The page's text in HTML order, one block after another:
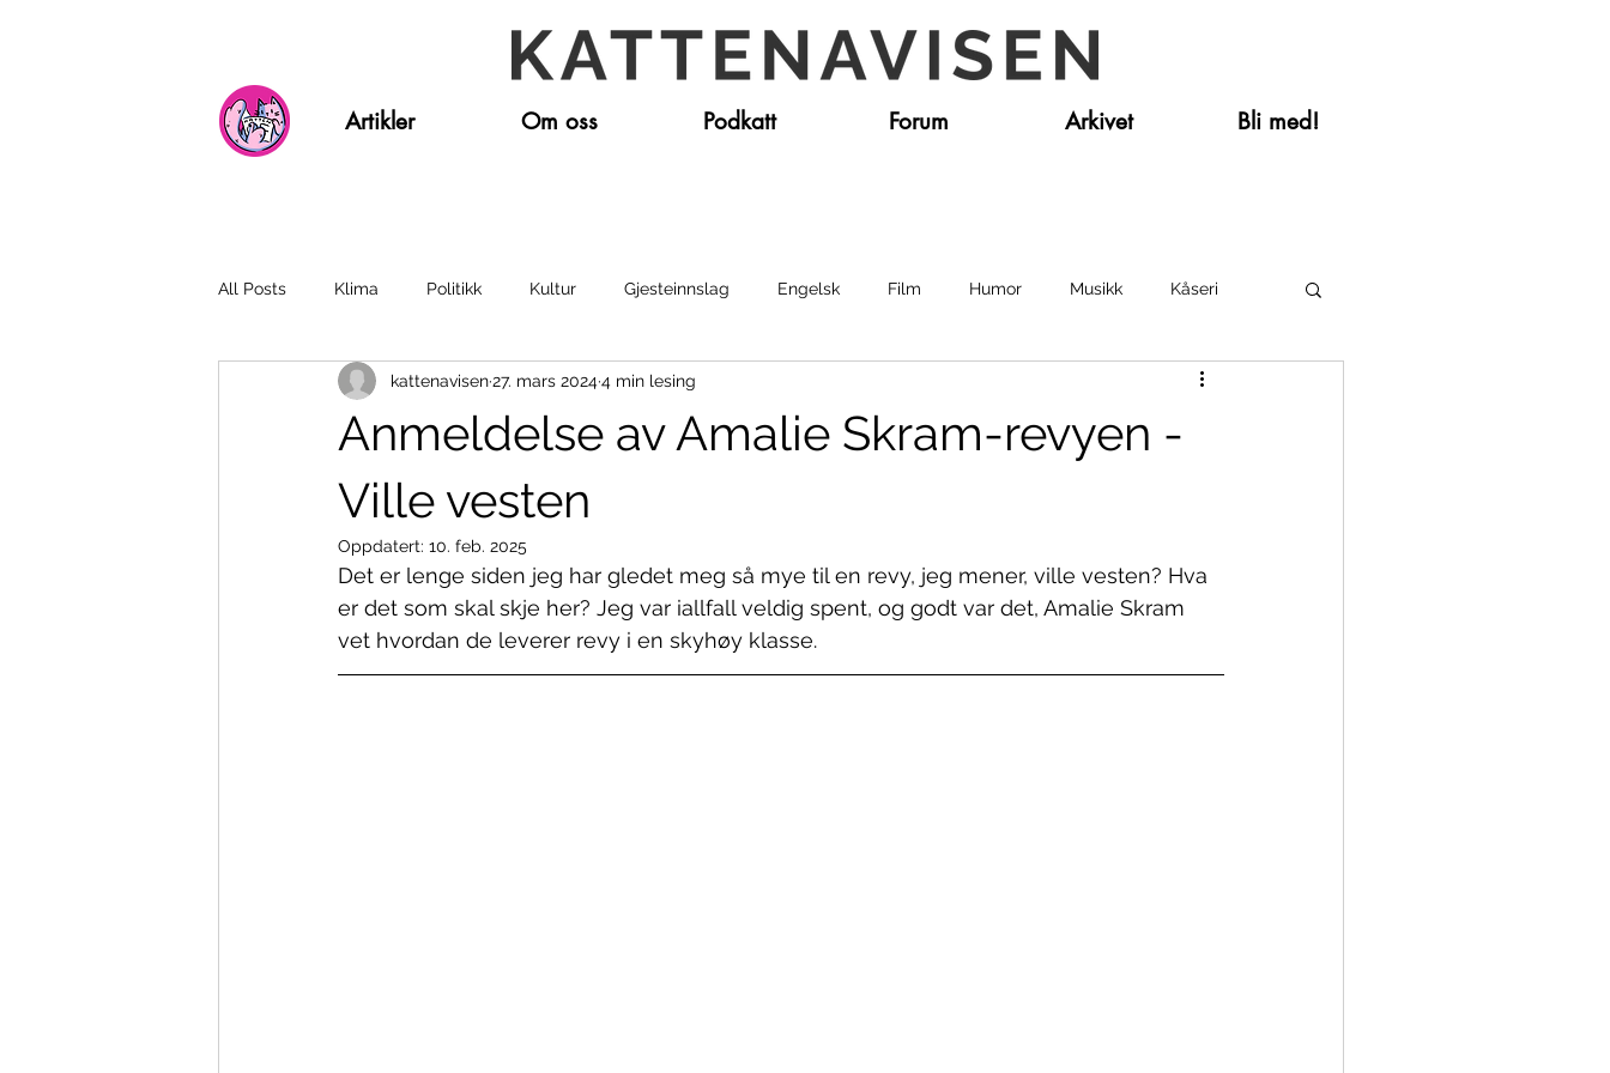
Artikler Om oss Podkatt Forum Arkivet Bli med!
All Posts Klima Politikk Kultur Gjesteinnslag Engelsk Film Humor Musikk Kåseri
Intervju Nyheter Skolerevy
Anmeldelse av Amalie Skram-revyen -
Ville vesten
kattenavisen27. mars 20244 min lesing
Oppdatert: 10. feb. 2025
Det er lenge siden jeg har gledet meg så mye til en revy, jeg mener, ville vesten? Hva
er det som skal skje her? Jeg var iallfall veldig spent, og godt var det, Amalie Skram
vet hvordan de leverer revy i en skyhøy klasse.